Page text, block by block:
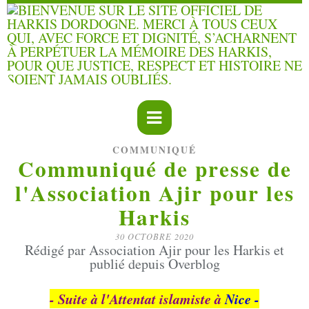
COMMUNIQUÉ
Communiqué de presse de
l'Association Ajir pour les
Harkis
30 OCTOBRE 2020
Rédigé par Association Ajir pour les Harkis et
publié depuis Overblog
- Suite à l'Attentat islamiste àNice -